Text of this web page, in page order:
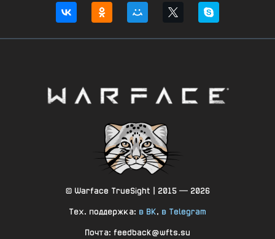
© Warface TrueSight | 2015 — 2026
Тех. поддержка: в ВК, в Telegram
Почта: feedback@wfts.su